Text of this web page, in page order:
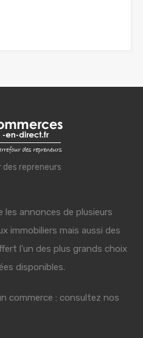
des repreneurs
les annonces de plusieurs
immobiliers mais aussi des
l'un des plus grands choix
disponibles.
commerce : consultez nos